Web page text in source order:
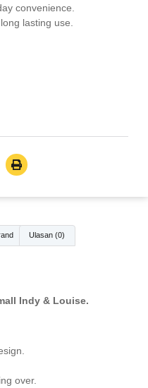
convenience.
lasting use.
Ulasan (0)
Indy & Louise.
over.